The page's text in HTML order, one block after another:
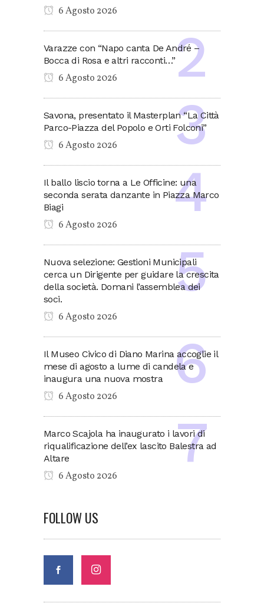
6 Agosto 2026
Varazze con “Napo canta De André –
Bocca di Rosa e altri racconti…”
6 Agosto 2026
Savona, presentato il Masterplan “La Città
Parco-Piazza del Popolo e Orti Folconi”
6 Agosto 2026
Il ballo liscio torna a Le Officine: una
seconda serata danzante in Piazza Marco
Biagi
6 Agosto 2026
Nuova selezione: Gestioni Municipali
cerca un Dirigente per guidare la crescita
della società. Domani l’assemblea dei
soci.
6 Agosto 2026
Il Museo Civico di Diano Marina accoglie il
mese di agosto a lume di candela e
inaugura una nuova mostra
6 Agosto 2026
Marco Scajola ha inaugurato i lavori di
riqualificazione dell’ex lascito Balestra ad
Altare
6 Agosto 2026
FOLLOW US